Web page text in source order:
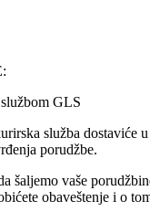
GLS
služba dostaviće
porudžbe.
šaljemo vaše
obaveštenje i o